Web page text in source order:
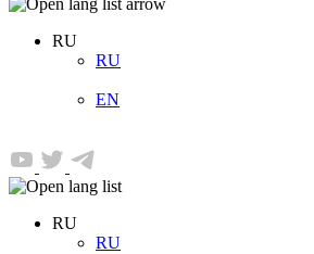
RU
RU
EN
RU
RU